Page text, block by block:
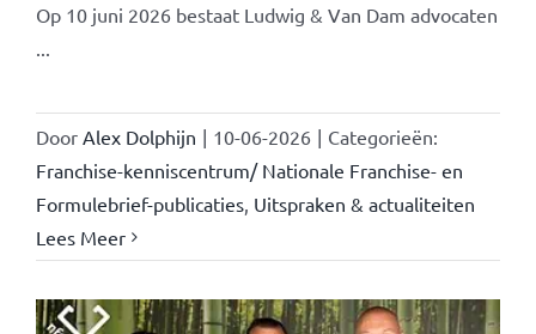
Op 10 juni 2026 bestaat Ludwig & Van Dam advocaten
Door Alex Dolphijn | 10-06-2026 | Categorieën:
Franchise-kenniscentrum/ Nationale Franchise- en
Formulebrief-publicaties, Uitspraken & actualiteiten
Lees Meer